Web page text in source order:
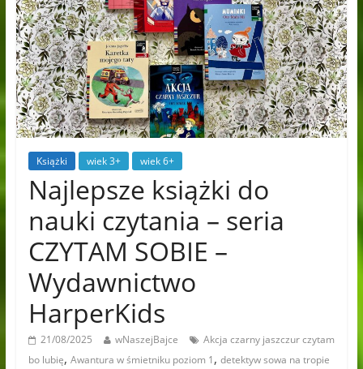
Książki wiek 3+ wiek 6+
Najlepsze książki do
nauki czytania – seria
CZYTAM SOBIE –
Wydawnictwo
HarperKids
21/08/2025 wNaszejBajce
Akcja czarny jaszczur czytam
bo lubię, Awantura w śmietniku poziom 1 , detektyw sowa na tropie